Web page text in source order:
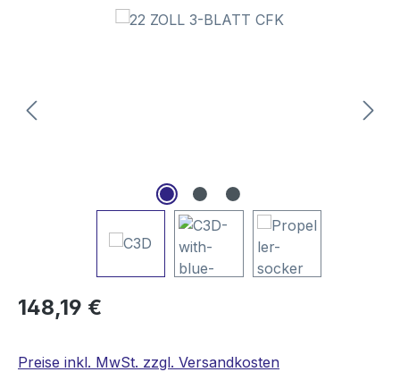
Bildergalerie überspringen
Regulärer Preis:
148,19 €
Preise inkl. MwSt. zzgl. Versandkosten